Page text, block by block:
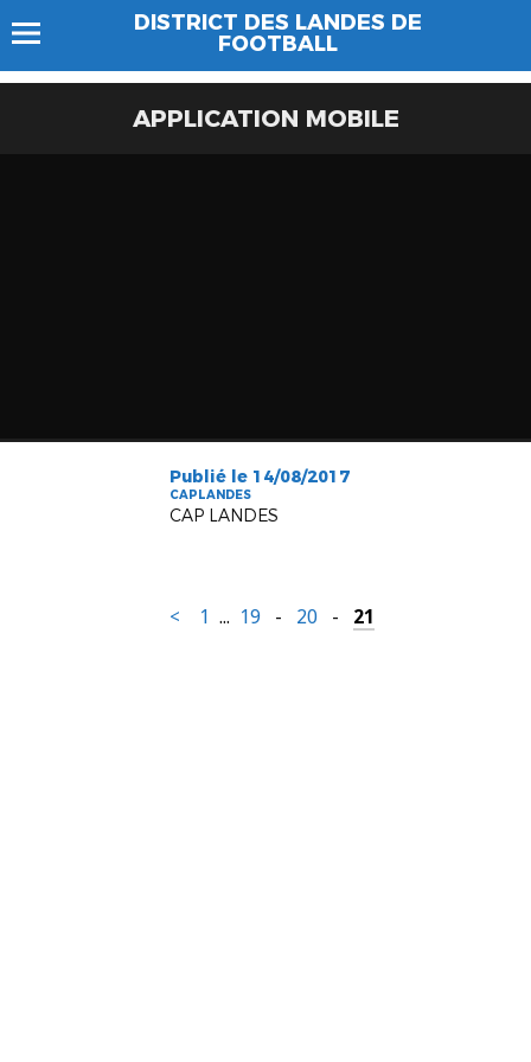
DISTRICT DES LANDES DE
FOOTBALL
APPLICATION MOBILE
Publié le 14/08/2017
CAPLANDES
CAP LANDES
< 1 ... 19 - 20 - 21